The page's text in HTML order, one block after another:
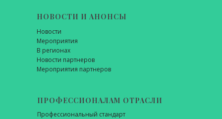
НОВОСТИ И АНОНСЫ
Новости
Мероприятия
В регионах
Новости партнеров
Мероприятия партнеров
ПРОФЕССИОНАЛАМ ОТРАСЛИ
Профессиональный стандарт